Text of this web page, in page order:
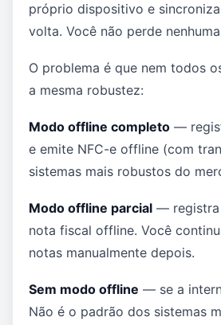
próprio dispositivo e
volta. Você não perde
O problema é que nem todos
a mesma robustez:
Modo offline completo —
e emite NFC-e offline (com
sistemas mais robustos do
Modo offline parcial — registra
nota fiscal offline. Você
notas manualmente depois.
Sem modo offline — se a
Não é o padrão dos sistemas